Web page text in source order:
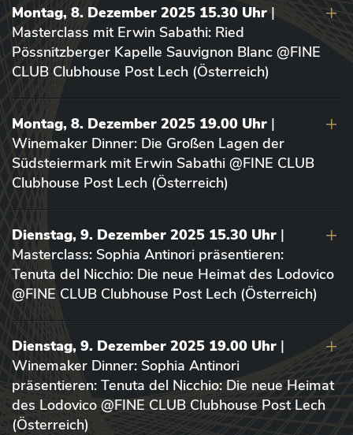
Montag, 8. Dezember 2025 15.30 Uhr |
Masterclass mit Erwin Sabathi: Ried
Pössnitzberger Kapelle Sauvignon Blanc @FINE
CLUB Clubhouse Post Lech (Österreich)
Montag, 8. Dezember 2025 19.00 Uhr |
Winemaker Dinner: Die Großen Lagen der
Südsteiermark mit Erwin Sabathi @FINE CLUB
Clubhouse Post Lech (Österreich)
Dienstag, 9. Dezember 2025 15.30 Uhr |
Masterclass: Sophia Antinori präsentieren:
Tenuta del Nicchio: Die neue Heimat des Lodovico
@FINE CLUB Clubhouse Post Lech (Österreich)
Dienstag, 9. Dezember 2025 19.00 Uhr |
Winemaker Dinner: Sophia Antinori
präsentieren: Tenuta del Nicchio: Die neue Heimat
des Lodovico @FINE CLUB Clubhouse Post Lech
(Österreich)